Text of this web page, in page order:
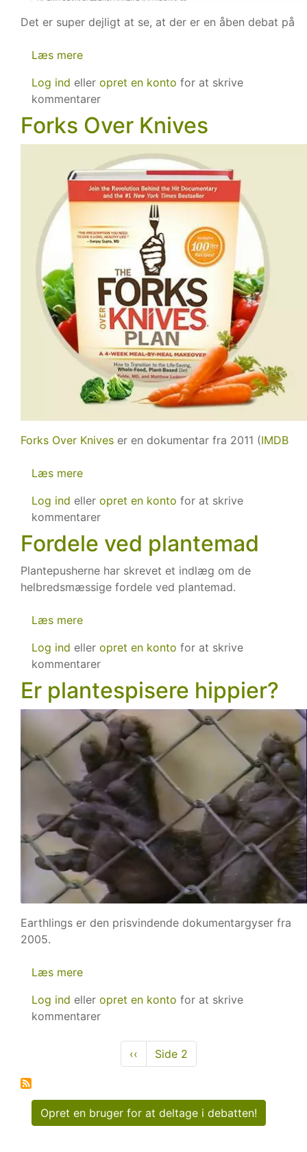
Det er super dejligt at se, at der er en åben debat på
Læs mere
mod
dyr
-
åben
Log ind eller opret en konto for at skrive
kommentarer
Forks Over Knives
Forks Over Knives er en dokumentar fra 2011 (IMDB
Læs mere
Over
Knives
Log ind eller opret en konto for at skrive
kommentarer
Fordele ved plantemad
Plantepusherne har skrevet et indlæg om de
helbredsmæssige fordele ved plantemad.
Læs mere
ved
plantemad
Log ind eller opret en konto for at skrive
kommentarer
Er plantespisere hippier?
Earthlings er den prisvindende dokumentargyser fra
2005.
Læs mere
plantespisere
hippier?
Log ind eller opret en konto for at skrive
kommentarer
Forrige
side
‹‹ Side 2
Opret en bruger for at deltage i debatten!